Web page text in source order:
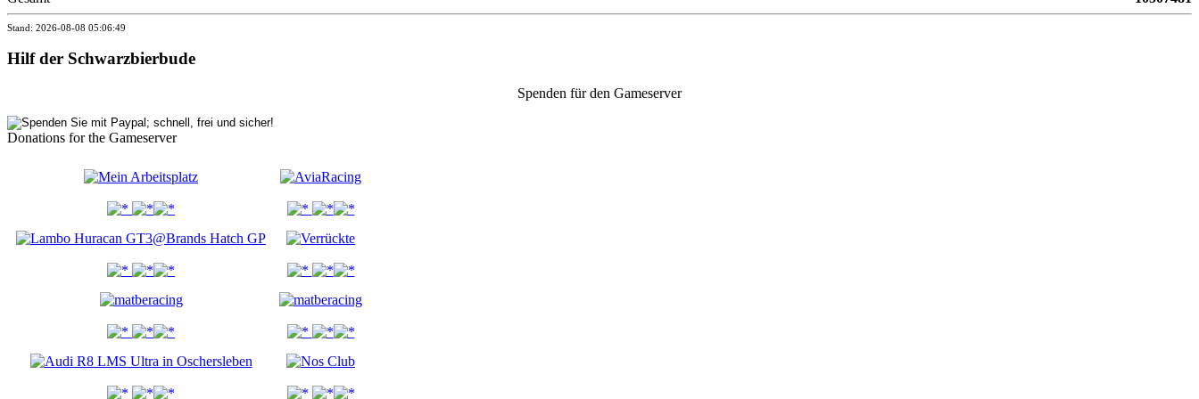
Stand: 2026-08-08 05:06:49
Hilf der Schwarzbierbude
Spenden für den Gameserver
Donations for the Gameserver